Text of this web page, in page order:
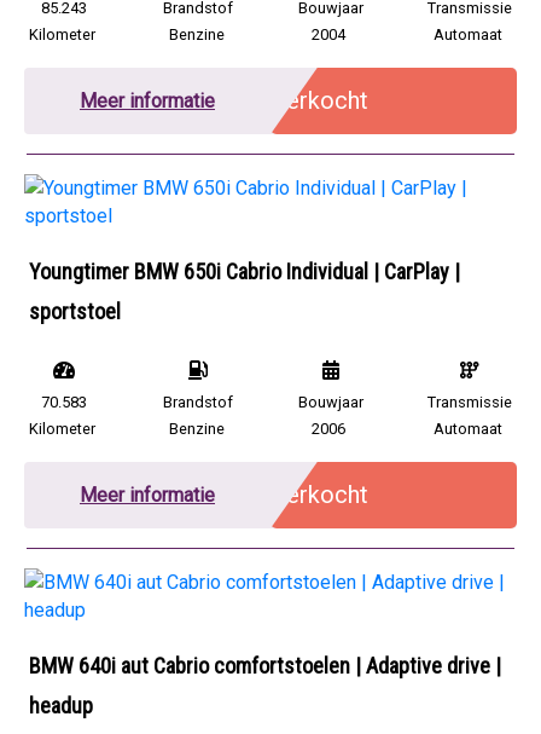
85.243
Kilometer
Brandstof
Benzine
Bouwjaar
2004
Transmissie
Automaat
Meer informatie Verkocht
Youngtimer BMW 650i Cabrio Individual | CarPlay |
sportstoel
70.583
Kilometer
Brandstof
Benzine
Bouwjaar
2006
Transmissie
Automaat
Meer informatie Verkocht
BMW 640i aut Cabrio comfortstoelen | Adaptive drive |
headup